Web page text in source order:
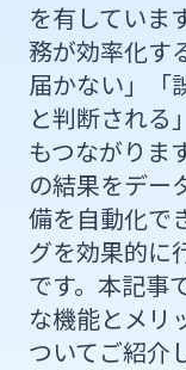
を有していま
務が効率化す
届かない」「
と判断される
もつながりま
の結果をデー
備を自動化で
グを効果的に
です。本記事
な機能とメリ
ついてご紹介